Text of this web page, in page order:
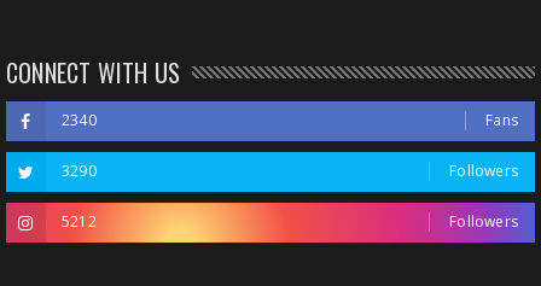
CONNECT WITH US
2340 Fans
3290 Followers
5212 Followers